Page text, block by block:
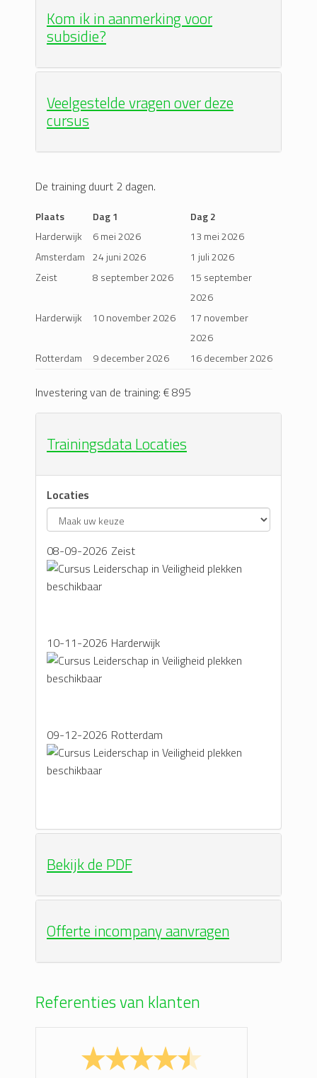
Kom ik in aanmerking voor
subsidie?
Veelgestelde vragen over deze
cursus
De training duurt 2 dagen.
Plaats Dag 1
Dag 2
Harderwijk
6 mei 2026
13 mei 2026
Amsterdam 24 juni 2026
1 juli 2026
Zeist
8 september 2026
15 september
2026
Harderwijk
10 november 2026
17 november
2026
Rotterdam
9 december 2026 16 december 2026
Investering van de training: € 895
Trainingsdata Locaties
Locaties
08-09-2026 Zeist
10-11-2026 Harderwijk
09-12-2026 Rotterdam
Bekijk de PDF
Offerte incompany aanvragen
Referenties van klanten